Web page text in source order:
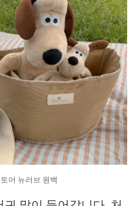
어 뉴러브 원백